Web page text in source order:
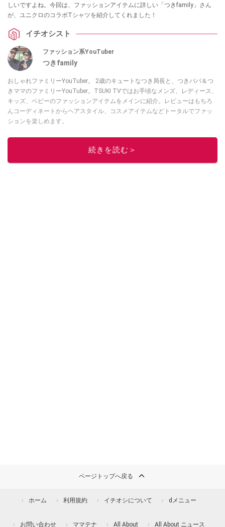
しいですよね。今回は、ファッションアイテムに詳しい「つきfamily」さん
が、ユニクロのコラボTシャツを紹介してくれました！
イチオシスト
ファッション系YouTuber
つきfamily
おしゃれファミリーYouTuber。 2歳のキュートなつき局長と、つきパパ＆つ
きママのファミリーYouTuber。TSUKI TVではお手頃なメンズ、レディース、
キッズ、ベビーのファッションアイテムをメインに紹介。レビューはもちろ
んコーディネートからヘアスタイル、コスメアイテムなどトータルでファッ
ションを楽しめます。
このイチオシストの他の記事を読む
続きを読む＞
ページトップへ戻る
ホーム 利用規約 イチオシについて dメニュー
お問い合わせ ママテナ All About All About ニュース